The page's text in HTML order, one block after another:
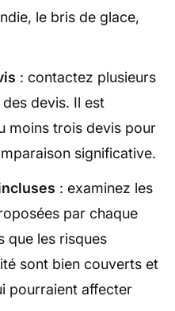
le bris de glace,
: contactez plusieurs
devis. Il est
moins trois devis pour
significative.
: examinez les
par chaque
que les risques
sont bien couverts et
pourraient affecter